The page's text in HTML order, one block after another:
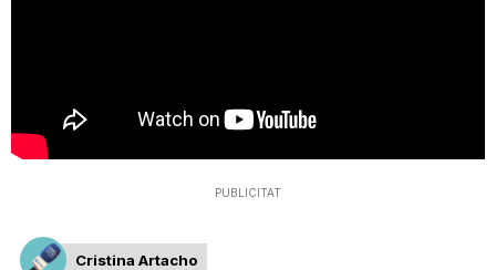
PUBLICITAT
Cristina Artacho